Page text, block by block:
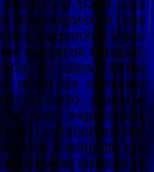
Dual Band, una
dispongono di una
Zapparoli e Mario
spettacoli musicali.
è stata scritta
modo da stimolare
di canto, danza e
la loro espressività
i collaboratori del
Michele Fedrigotti, già
direttore di